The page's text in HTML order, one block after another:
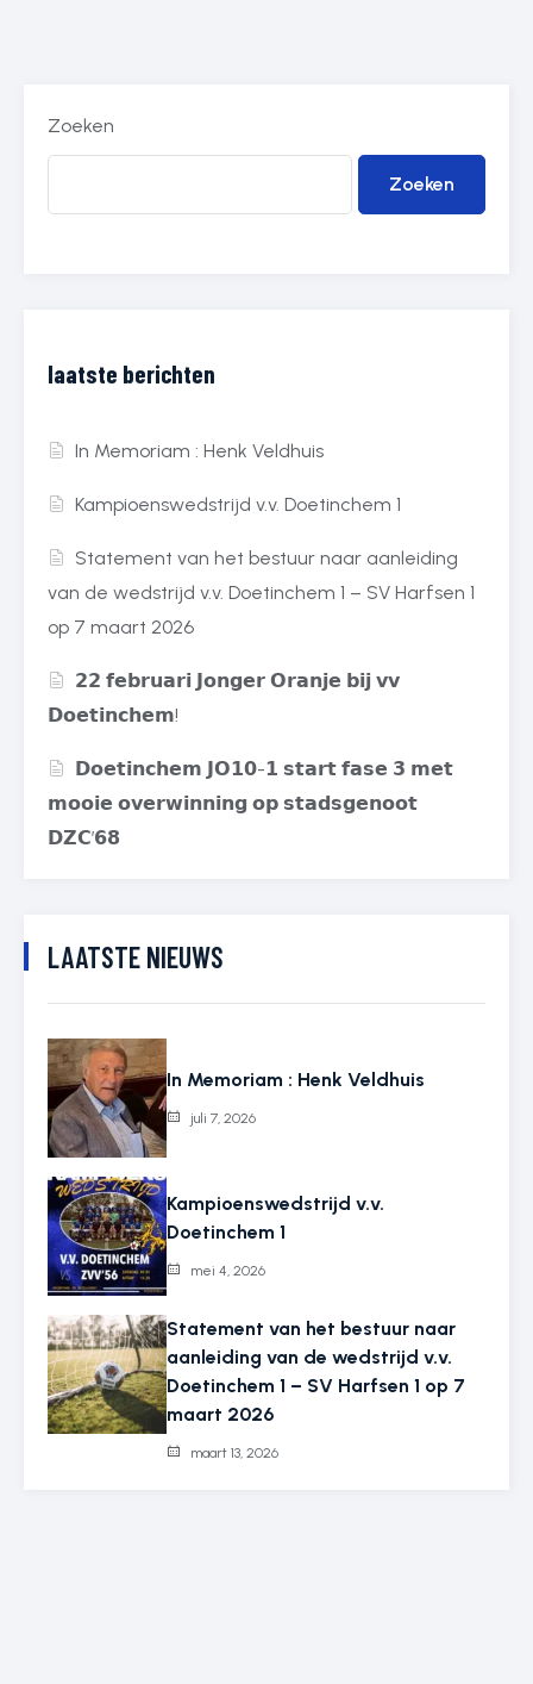
Zoeken
Zoeken
laatste berichten
In Memoriam : Henk Veldhuis
Kampioenswedstrijd v.v. Doetinchem 1
Statement van het bestuur naar aanleiding
van de wedstrijd v.v. Doetinchem 1 – SV Harfsen 1
op 7 maart 2026
𝟮𝟮 𝗳𝗲𝗯𝗿𝘂𝗮𝗿𝗶 𝗝𝗼𝗻𝗴𝗲𝗿 𝗢𝗿𝗮𝗻𝗷𝗲 𝗯𝗶𝗷 𝘃𝘃
𝗗𝗼𝗲𝘁𝗶𝗻𝗰𝗵𝗲𝗺!
𝗗𝗼𝗲𝘁𝗶𝗻𝗰𝗵𝗲𝗺 𝗝𝗢𝟭𝟬-𝟭 𝘀𝘁𝗮𝗿𝘁 𝗳𝗮𝘀𝗲 𝟯 𝗺𝗲𝘁
𝗺𝗼𝗼𝗶𝗲 𝗼𝘃𝗲𝗿𝘄𝗶𝗻𝗻𝗶𝗻𝗴 𝗼𝗽 𝘀𝘁𝗮𝗱𝘀𝗴𝗲𝗻𝗼𝗼𝘁
𝗗𝗭𝗖’𝟲𝟴
LAATSTE NIEUWS
In Memoriam : Henk Veldhuis
juli 7, 2026
Kampioenswedstrijd v.v.
Doetinchem 1
mei 4, 2026
Statement van het bestuur naar
aanleiding van de wedstrijd v.v.
Doetinchem 1 – SV Harfsen 1 op 7
maart 2026
maart 13, 2026